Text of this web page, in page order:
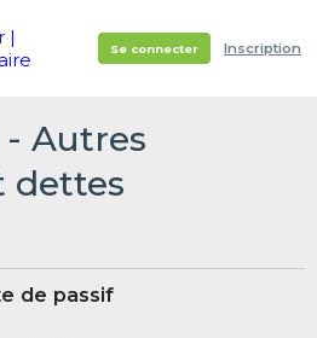
Se connecter Inscription
- Autres
dettes
de passif